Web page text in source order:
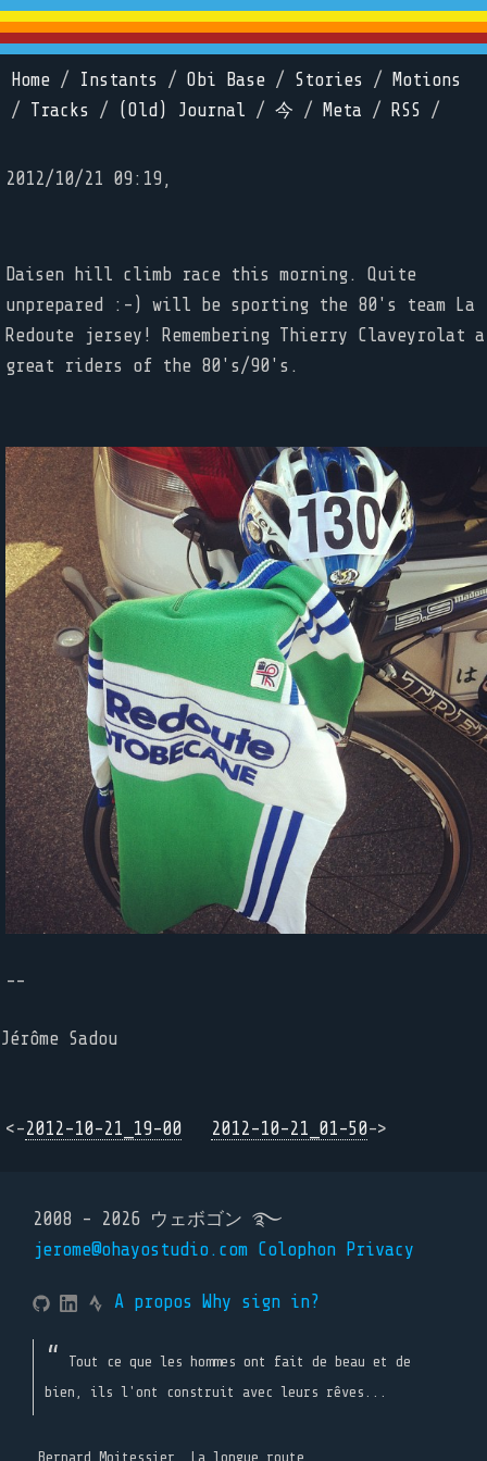
Home / Instants / Obi Base / Stories /
Motions
/ Tracks / (Old) Journal / 今 / Meta / RSS /
2012/10/21 09:19,
Daisen hill climb race this morning. Quite
unprepared :-) will be sporting the 80's team La
Redoute jersey! Remembering Thierry Claveyrolat a
great riders of the 80's/90's.
--
Jérôme Sadou
<-2012-10-21_19-00 2012-10-21_01-50->
2008 - 2026 ウェボゴン ࿐
jerome@ohayostudio.com Colophon Privacy
A propos Why sign in?
Tout ce que les hommes ont fait de beau et de
bien, ils l'ont construit avec leurs rêves...
Bernard Moitessier, La longue route